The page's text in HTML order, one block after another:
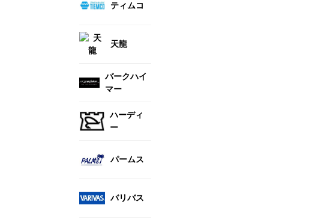
ティムコ
天龍
バークハイ
マー
ハーディ
ー
パームス
バリバス